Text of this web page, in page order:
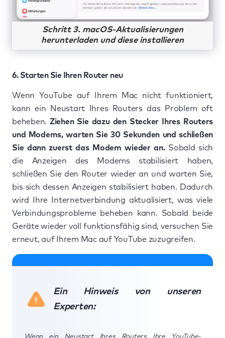
Schritt 3. macOS-Aktualisierungen
herunterladen und diese installieren
6. Starten Sie Ihren Router neu
Wenn YouTube auf Ihrem Mac nicht funktioniert,
kann ein Neustart Ihres Routers das Problem oft
beheben. Ziehen Sie dazu den Stecker Ihres Routers
und Modems, warten Sie 30 Sekunden und schließen
Sie dann zuerst das Modem wieder an.Sobald sich
die Anzeigen des Modems stabilisiert haben,
schließen Sie den Router wieder an und warten Sie,
bis sich dessen Anzeigen stabilisiert haben. Dadurch
wird Ihre Internetverbindung aktualisiert, was viele
Verbindungsprobleme beheben kann. Sobald beide
Geräte wieder voll funktionsfähig sind, versuchen Sie
erneut, auf Ihrem Mac auf YouTube zuzugreifen.
Ein Hinweis von unseren
Experten:
Wenn ein Neustart Ihres Routers Ihre YouTube-